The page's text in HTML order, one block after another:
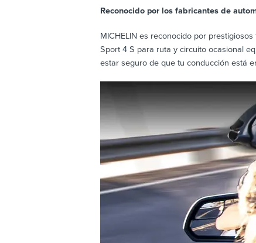
Reconocido por los fabricantes de
MICHELIN es reconocido por
Sport 4 S para ruta y circuito ocasional
estar seguro de que tu conducción está